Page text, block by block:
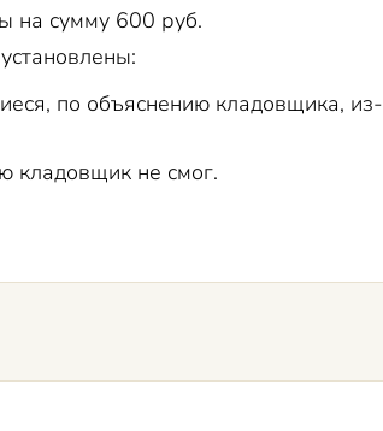
на сумму 600 руб.
по объяснению кладовщика,
кладовщик не смог.